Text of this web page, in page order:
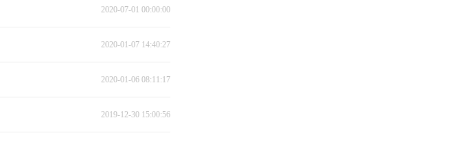
2020-07-01 00:00:00
2020-01-07 14:40:27
2020-01-06 08:11:17
2019-12-30 15:00:56